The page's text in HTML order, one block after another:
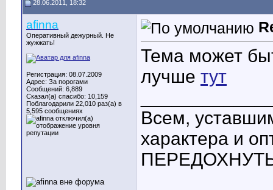
28.06.2011, 18:32
afinna
Оперативный дежурный. Не
жужжать!
Регистрация: 08.07.2009
Адрес: За порогами
Сообщений: 6,889
Сказал(а) спасибо: 10,159
Поблагодарили 22,010 раз(а) в
5,595 сообщениях
Тема может
лучше тут
Всем,
характера и